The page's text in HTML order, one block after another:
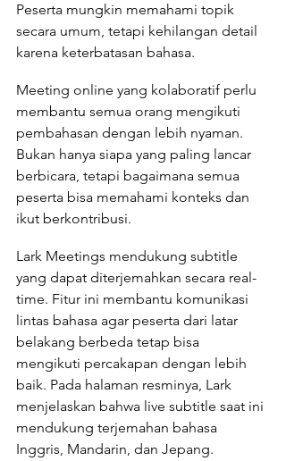
Peserta mungkin memahami topik
secara umum, tetapi kehilangan detail
karena keterbatasan bahasa.
Meeting online yang kolaboratif perlu
membantu semua orang mengikuti
pembahasan dengan lebih nyaman.
Bukan hanya siapa yang paling lancar
berbicara, tetapi bagaimana semua
peserta bisa memahami konteks dan
ikut berkontribusi.
Lark Meetings mendukung subtitle
yang dapat diterjemahkan secara real-
time. Fitur ini membantu komunikasi
lintas bahasa agar peserta dari latar
belakang berbeda tetap bisa
mengikuti percakapan dengan lebih
baik. Pada halaman resminya, Lark
menjelaskan bahwa live subtitle saat ini
mendukung terjemahan bahasa
Inggris, Mandarin, dan Jepang.